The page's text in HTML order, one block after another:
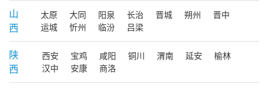
山
西
太原 大同 阳泉 长治 晋城 朔州
晋中
运城
忻州 临汾 吕梁
陕
西
西安 宝鸡 咸阳 铜川 渭南 延安
榆林
汉中
安康 商洛